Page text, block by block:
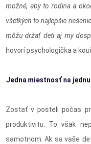
možné, aby to rodina a
všetkých to najlepšie
môžu držať deti aj my
hovorí psychologička a
Jedna miestnosť na
Zostať v posteli počas
produktivitu. To však
samotnom. Ak sa vaše